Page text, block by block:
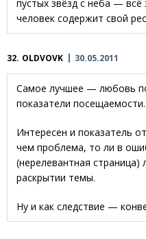
пустых звёзд с неба — всё
человек содержит свой
32. OLDVOVK 30.05.2011
Самое лучшее — любовь
показатели посещаемости.
Интересен и показатель
чем проблема, то ли в
(нерелевантная страница)
раскрытии темы.
Ну и как следствие —